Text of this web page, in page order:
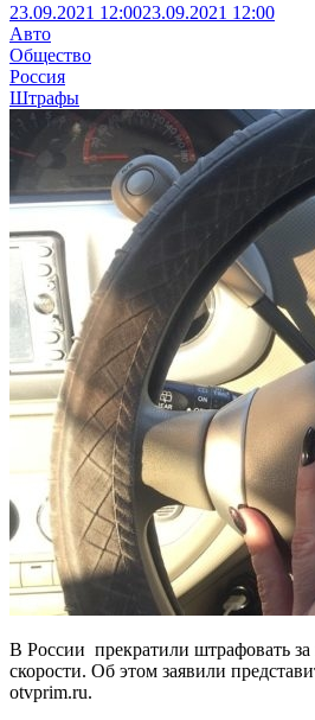
23.09.2021 12:0023.09.2021 12:00
Авто
Общество
Россия
Штрафы
В России прекратили штрафовать
скорости. Об этом заявили
otvprim.ru.